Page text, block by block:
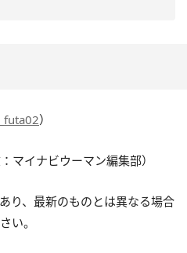
）
マイナビウーマン編集部）
り、最新のものとは異なる場合
い。